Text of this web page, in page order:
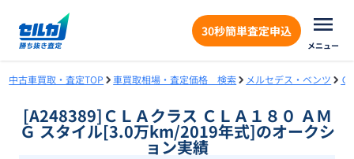
30秒簡単査定申込
メニュー
中古車買取・査定TOP 車買取相場・査定価格 検索 メルセデス・ベンツ Ｃ
[A248389]ＣＬＡクラス ＣＬＡ１８０ ＡＭ
Ｇ スタイル[3.0万km/2019年式]のオークシ
ョン実績